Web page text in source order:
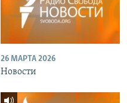
26 МАРТА 2026
Новости